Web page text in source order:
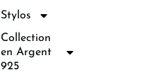
Stylos
Collection
en Argent
925